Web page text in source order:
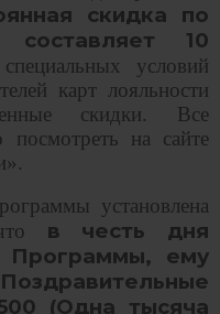
скидка по
составляет 10
условий
карт лояльности
скидки. Все
на сайте
установлена
в честь дня
Программы, ему
(Одна тысяча